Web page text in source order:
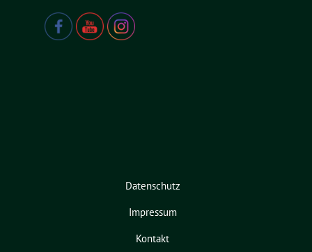
Datenschutz
Impressum
Kontakt